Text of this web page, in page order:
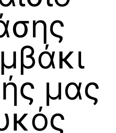
μας